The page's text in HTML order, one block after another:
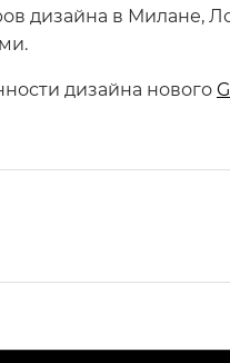
дизайна в Милане,
дизайна нового